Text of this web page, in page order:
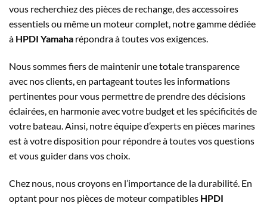
vous recherchiez des pièces de rechange, des accessoires
essentiels ou même un moteur complet, notre gamme dédiée
à HPDI Yamaha répondra à toutes vos exigences.
Nous sommes fiers de maintenir une totale transparence
avec nos clients, en partageant toutes les informations
pertinentes pour vous permettre de prendre des décisions
éclairées, en harmonie avec votre budget et les spécificités de
votre bateau. Ainsi, notre équipe d’experts en pièces marines
est à votre disposition pour répondre à toutes vos questions
et vous guider dans vos choix.
Chez nous, nous croyons en l’importance de la durabilité. En
optant pour nos pièces de moteur compatibles HPDI